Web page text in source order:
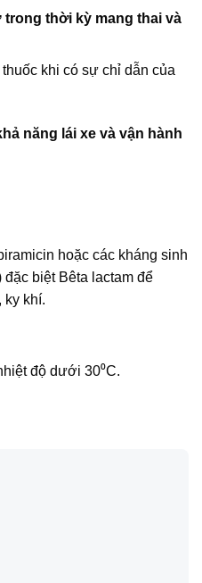
thời kỳ mang thai và
khi có sự chỉ dẫn của
năng lái xe và vận hành
hoặc các kháng sinh
biệt Bêta lactam để
ky khí.
độ dưới 30⁰C.